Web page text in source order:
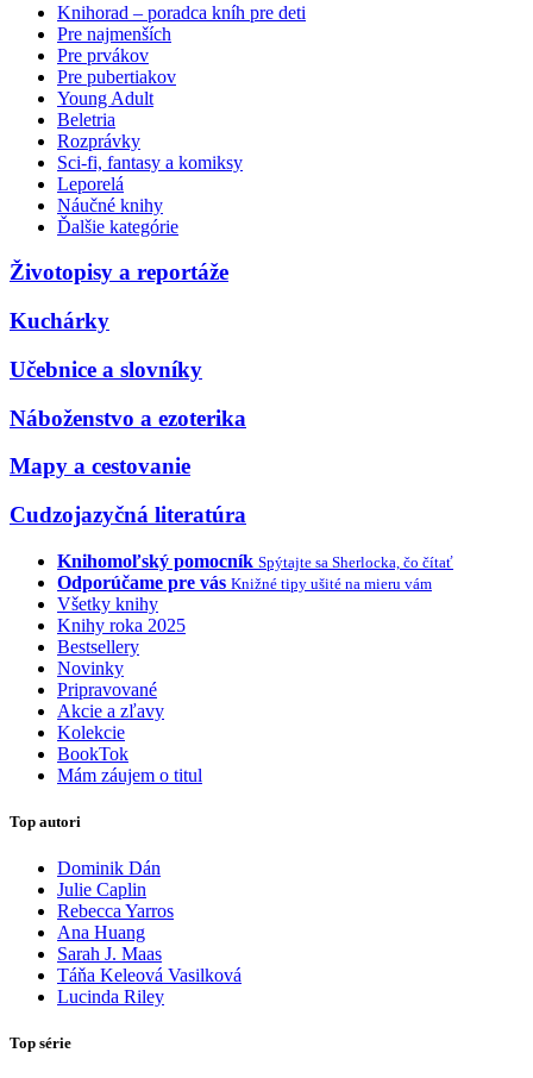
Knihorad – poradca kníh pre deti
Pre najmenších
Pre prvákov
Pre pubertiakov
Young Adult
Beletria
Rozprávky
Sci-fi, fantasy a komiksy
Leporelá
Náučné knihy
Ďalšie kategórie
Životopisy a reportáže
Kuchárky
Učebnice a slovníky
Náboženstvo a ezoterika
Mapy a cestovanie
Cudzojazyčná literatúra
Knihomoľský pomocník Spýtajte sa Sherlocka, čo čítať
Odporúčame pre vás Knižné tipy ušité na mieru vám
Všetky knihy
Knihy roka 2025
Bestsellery
Novinky
Pripravované
Akcie a zľavy
Kolekcie
BookTok
Mám záujem o titul
Top autori
Dominik Dán
Julie Caplin
Rebecca Yarros
Ana Huang
Sarah J. Maas
Táňa Keleová Vasilková
Lucinda Riley
Top série